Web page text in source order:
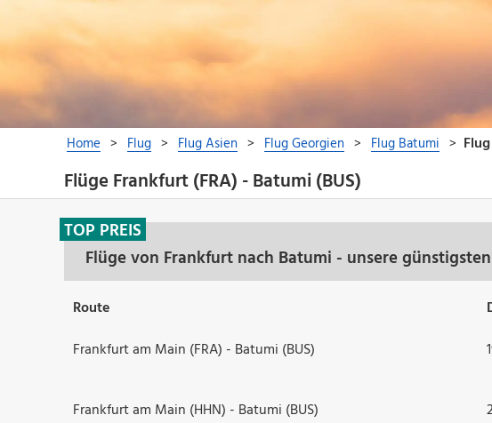
Flüge Frankfurt (FRA) - Batumi (BUS)
Flüge von Frankfurt nach Batumi - unsere
TOP PREIS
Route
Frankfurt am Main (FRA) - Batumi (BUS)
Frankfurt am Main (HHN) - Batumi (BUS)